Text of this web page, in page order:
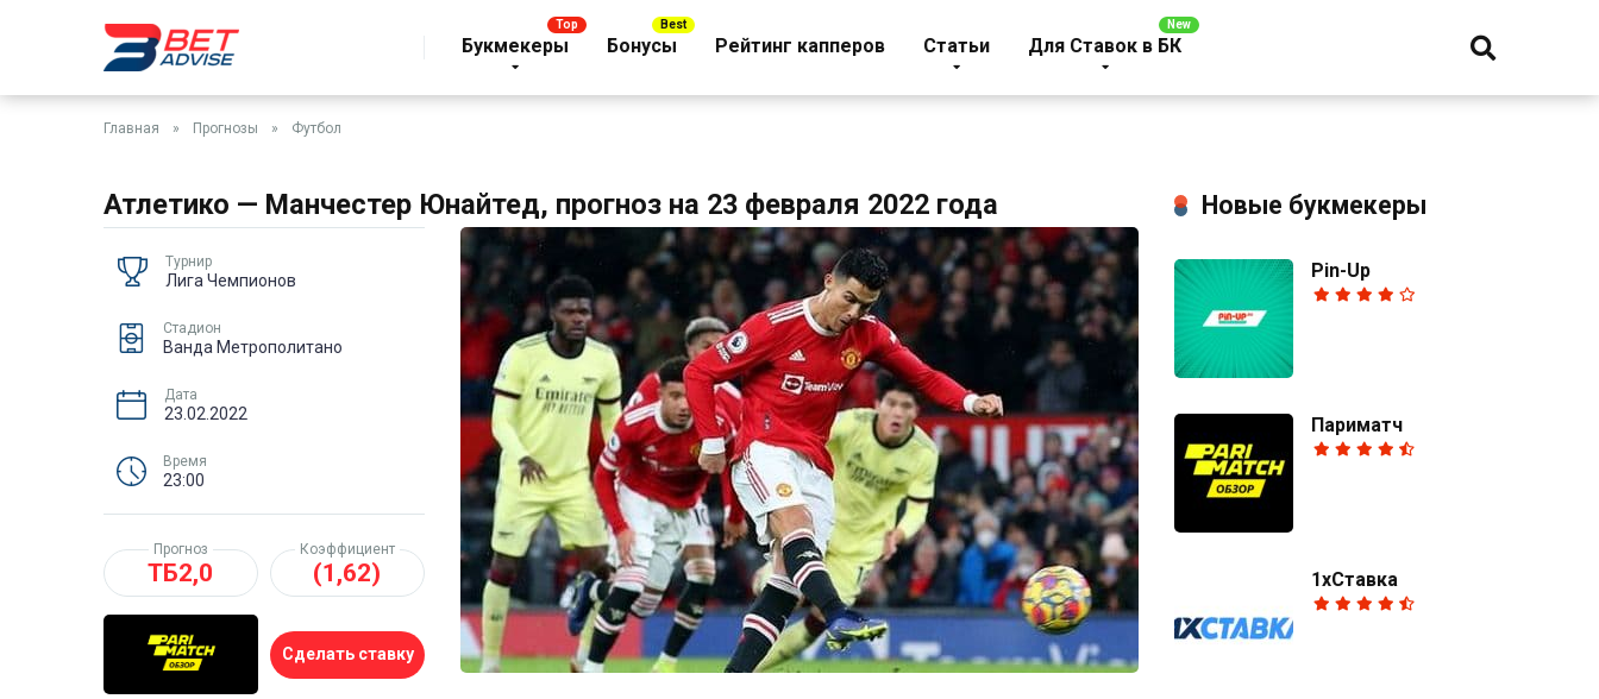
Букмекеры Бонусы Рейтинг капперов Статьи Для Ставок в БК
Главная » Прогнозы » Футбол
Атлетико — Манчестер Юнайтед, прогноз на 23 февраля 2022 года
Турнир
Лига Чемпионов
Стадион
Ванда Метрополитано
Дата
23.02.2022
Время
23:00
Прогноз
ТБ2,0
Коэффициент
(1,62)
Сделать ставку
Новые букмекеры
Pin-Up
Париматч
1хСтавка